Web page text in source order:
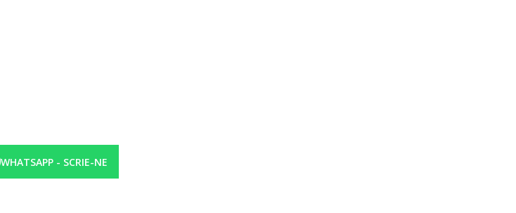
WHATSAPP - SCRIE-NE